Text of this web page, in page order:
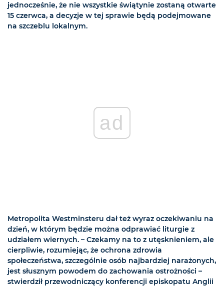
jednocześnie, że nie wszystkie świątynie zostaną otwarte
15 czerwca, a decyzje w tej sprawie będą podejmowane
na szczeblu lokalnym.
ad
Metropolita Westminsteru dał też wyraz oczekiwaniu na
dzień, w którym będzie można odprawiać liturgie z
udziałem wiernych. – Czekamy na to z utęsknieniem, ale
cierpliwie, rozumiejąc, że ochrona zdrowia
społeczeństwa, szczególnie osób najbardziej narażonych,
jest słusznym powodem do zachowania ostrożności –
stwierdził przewodniczący konferencji episkopatu Anglii